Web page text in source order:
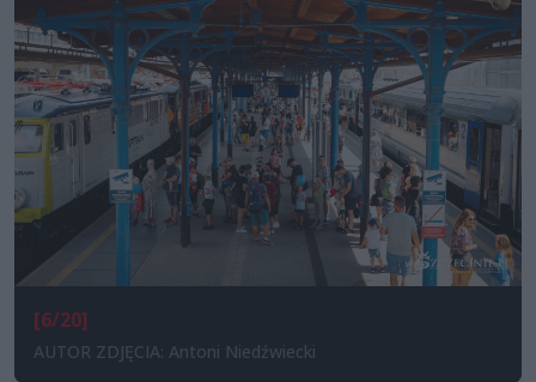
[6/20]
AUTOR ZDJĘCIA: Antoni Niedźwiecki